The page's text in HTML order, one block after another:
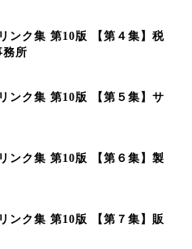
ンク集 第10版 【第４集】税
務所
ンク集 第10版 【第５集】サ
ンク集 第10版 【第６集】製
ンク集 第10版 【第７集】販